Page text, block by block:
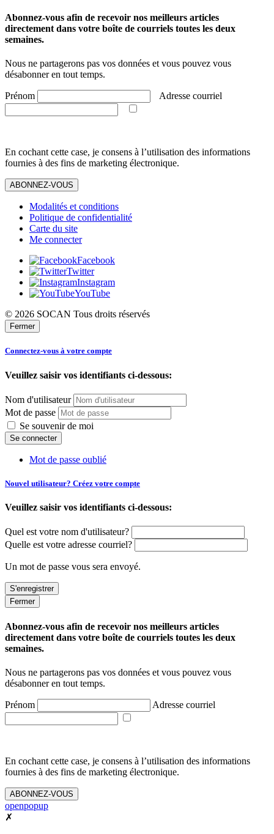
Abonnez-vous afin de recevoir nos meilleurs articles
directement dans votre boîte de courriels toutes les deux
semaines.
Nous ne partagerons pas vos données et vous pouvez vous
désabonner en tout temps.
Prénom Adresse courriel
En cochant cette case, je consens à l’utilisation des informations
fournies à des fins de marketing électronique.
ABONNEZ-VOUS
Modalités et conditions
Politique de confidentialité
Carte du site
Me connecter
Facebook
Twitter
Instagram
YouTube
© 2026 SOCAN Tous droits réservés
Fermer
Connectez-vous à votre compte
Veuillez saisir vos identifiants ci-dessous:
Nom d'utilisateur
Mot de passe
Se souvenir de moi
Mot de passe oublié
Nouvel utilisateur? Créez votre compte
Veuillez saisir vos identifiants ci-dessous:
Quel est votre nom d'utilisateur?
Quelle est votre adresse courriel?
Un mot de passe vous sera envoyé.
Fermer
Abonnez-vous afin de recevoir nos meilleurs articles
directement dans votre boîte de courriels toutes les deux
semaines.
Nous ne partagerons pas vos données et vous pouvez vous
désabonner en tout temps.
Prénom Adresse courriel
En cochant cette case, je consens à l’utilisation des informations
fournies à des fins de marketing électronique.
ABONNEZ-VOUS
openpopup
✗